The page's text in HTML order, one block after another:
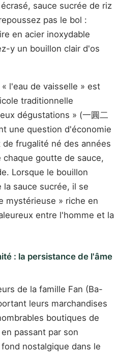
sauce sucrée de riz
pas le bol :
en acier inoxydable
y un bouillon clair d'os
l'eau de vaisselle » est
traditionnelle
dégustations » (一圓二
une question d'économie
frugalité né des années
goutte de sauce,
Lorsque le bouillon
sauce sucrée, il se
mystérieuse » riche en
entre l'homme et la
: la persistance de l'âme
de la famille Fan (Ba-
leurs marchandises
boutiques de
passant par son
nostalgique dans le